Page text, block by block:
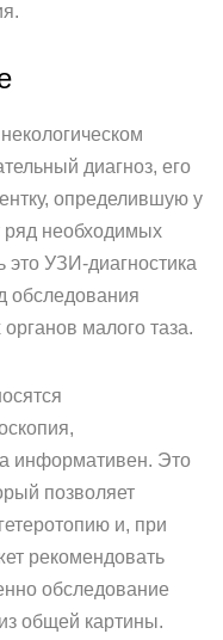
диагноз, его
определившую у
необходимых
УЗИ-диагностика
обследования
малого таза.
информативен. Это
позволяет
и, при
рекомендовать
обследование
общей картины.